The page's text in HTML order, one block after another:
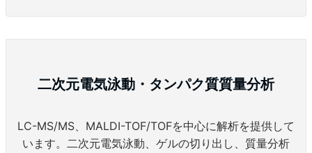
二次元電気泳動・タンパク質質量分析
LC-MS/MS、MALDI-TOF/TOFを中心に解析を提供して
います。二次元電気泳動、ゲルの切り出し、質量分析